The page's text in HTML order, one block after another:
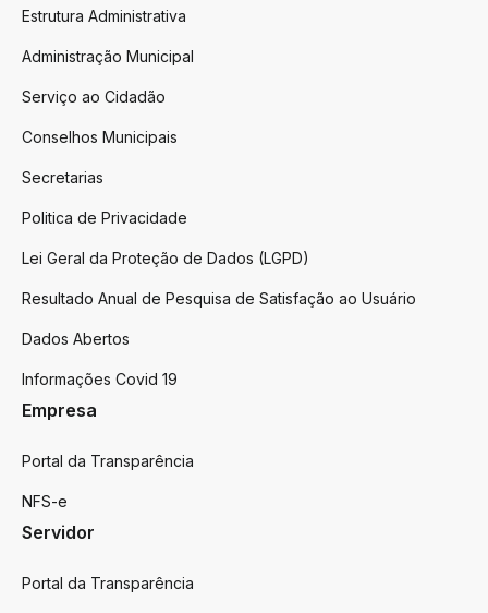
Estrutura Administrativa
Administração Municipal
Serviço ao Cidadão
Conselhos Municipais
Secretarias
Politica de Privacidade
Lei Geral da Proteção de Dados (LGPD)
Resultado Anual de Pesquisa de Satisfação ao Usuário
Dados Abertos
Informações Covid 19
Empresa
Portal da Transparência
NFS-e
Servidor
Portal da Transparência